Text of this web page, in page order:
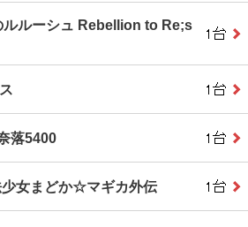
ルルーシュ Rebellion to Re;s
落5400
女まどか☆マギカ外伝